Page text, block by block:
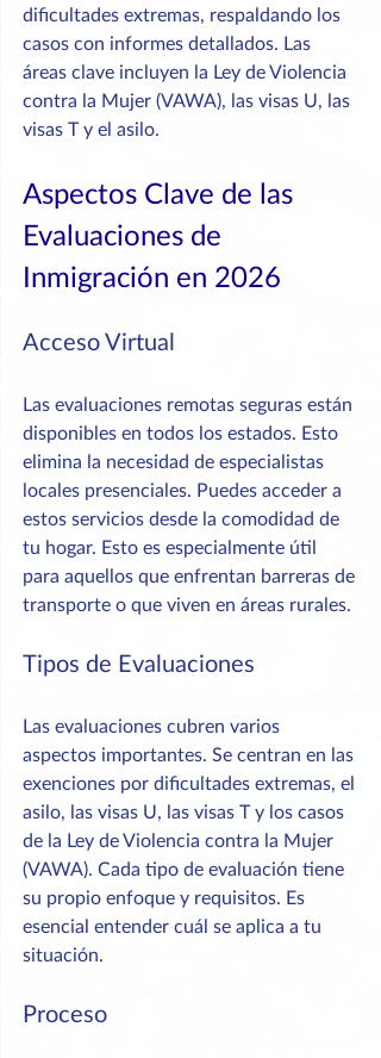
dificultades extremas, respaldando los
casos con informes detallados. Las
áreas clave incluyen la Ley de Violencia
contra la Mujer (VAWA), las visas U, las
visas T y el asilo.
Aspectos Clave de las
Evaluaciones de
Inmigración en 2026
Acceso Virtual
Las evaluaciones remotas seguras están
disponibles en todos los estados. Esto
elimina la necesidad de especialistas
locales presenciales. Puedes acceder a
estos servicios desde la comodidad de
tu hogar. Esto es especialmente útil
para aquellos que enfrentan barreras de
transporte o que viven en áreas rurales.
Tipos de Evaluaciones
Las evaluaciones cubren varios
aspectos importantes. Se centran en las
exenciones por dificultades extremas, el
asilo, las visas U, las visas T y los casos
de la Ley de Violencia contra la Mujer
(VAWA). Cada tipo de evaluación tiene
su propio enfoque y requisitos. Es
esencial entender cuál se aplica a tu
situación.
Proceso